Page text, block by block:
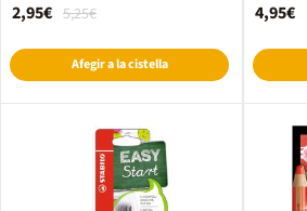
5,25€
2,95€
Afegir a la cistella
4,95€